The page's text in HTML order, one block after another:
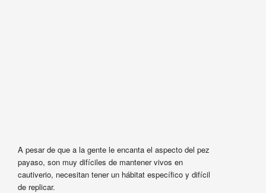
A pesar de que a la gente le encanta el aspecto del pez
payaso, son muy difíciles de mantener vivos en
cautiverio, necesitan tener un hábitat específico y difícil
de replicar.